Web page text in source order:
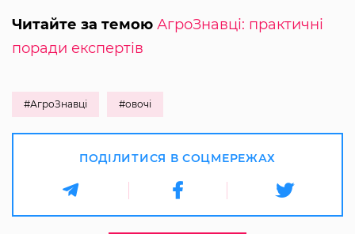
Читайте за темою АгроЗнавці: практичні
поради експертів
#АгроЗнавці #овочі
ПОДІЛИТИСЯ В СОЦМЕРЕЖАХ